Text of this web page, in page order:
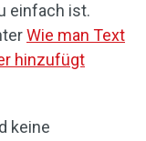
einfach ist.
Wie man Text
hinzufügt
keine